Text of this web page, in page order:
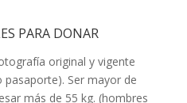
PARA DONAR
original y vigente
pasaporte). Ser mayor de
más de 55 kg. (hombres